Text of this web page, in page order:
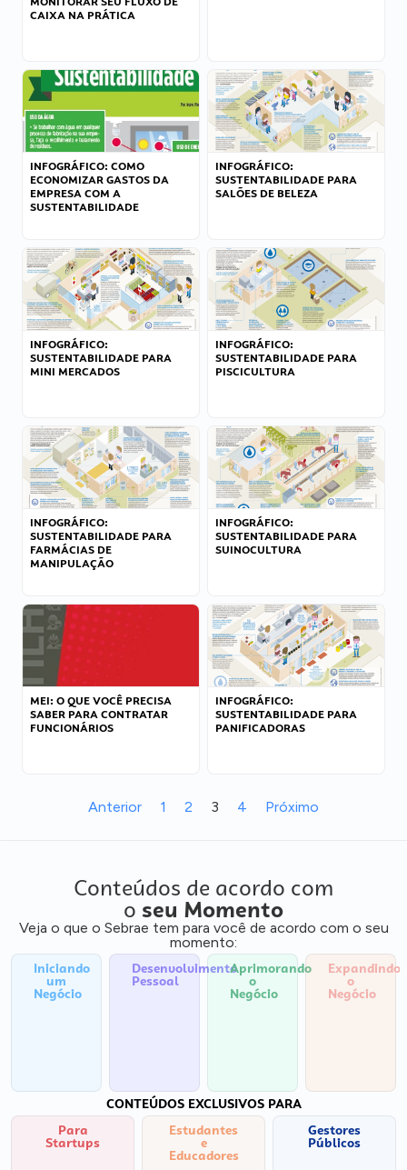
CAIXA NA PRÁTICA
INFOGRÁFICO: COMO
ECONOMIZAR GASTOS DA
EMPRESA COM A
SUSTENTABILIDADE
INFOGRÁFICO:
SUSTENTABILIDADE PARA
SALÕES DE BELEZA
INFOGRÁFICO:
SUSTENTABILIDADE PARA
MINI MERCADOS
INFOGRÁFICO:
SUSTENTABILIDADE PARA
PISCICULTURA
INFOGRÁFICO:
SUSTENTABILIDADE PARA
FARMÁCIAS DE
MANIPULAÇÃO
INFOGRÁFICO:
SUSTENTABILIDADE PARA
SUINOCULTURA
MEI: O QUE VOCÊ PRECISA
SABER PARA CONTRATAR
FUNCIONÁRIOS
INFOGRÁFICO:
SUSTENTABILIDADE PARA
PANIFICADORAS
Anterior 1 2 3 4 Próximo
Conteúdos de acordo com
o seu Momento
Veja o que o Sebrae tem para você de acordo com o seu
momento:
Iniciando
um
Negócio
Desenvolvimento
Pessoal
Aprimorando
o
Negócio
Expandindo
o
Negócio
CONTEÚDOS EXCLUSIVOS PARA
Para
Startups
Estudantes
e
Educadores
Gestores
Públicos